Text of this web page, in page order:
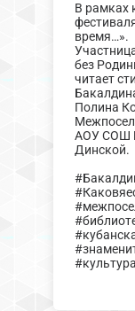
В рамках
время…».
без
читает
Полина
АОУ СОШ
Динской.